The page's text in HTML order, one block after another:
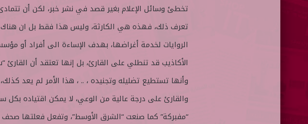
تخطئ وسائل الإعلام بغير قصد في نشر خبر، لكن أن
تعرف ذلك، فهذه هي الكارثة، وليس هذا فقط بل ان هناك
الروايات لخدمة أغراضها، بهدف الإساءة الى أفراد أو
الأكاذيب قد تنطلي على القارئ، بل إنها تعتقد أن القارئ
وأنها تستطيع تضليله وتجنيده ، .. ، هذا الأمر لم يعد
والقارئ على درجة عالية من الوعي، لا يمكن اقتياده بكل
“مفبركة” كما صنعت “الشرق الأوسط”، وتفعل فعلتها صحف